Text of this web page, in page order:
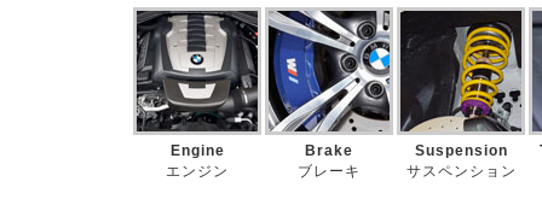
Engine
エンジン
Brake
ブレーキ
Suspension
サスペンション